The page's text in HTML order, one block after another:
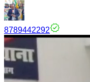
8789442292